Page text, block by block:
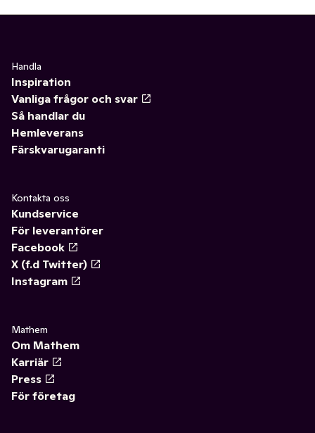
Handla
Inspiration
Vanliga frågor och svar
Så handlar du
Hemleverans
Färskvarugaranti
Kontakta oss
Kundservice
För leverantörer
Facebook
X (f.d Twitter)
Instagram
Mathem
Om Mathem
Karriär
Press
För företag